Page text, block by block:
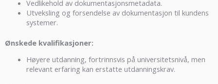
Vedlikehold av dokumentasjonsmetadata.
Utveksling og forsendelse av dokumentasjon til kundens
systemer.
Ønskede kvalifikasjoner:
Høyere utdanning, fortrinnsvis på universitetsnivå, men
relevant erfaring kan erstatte utdanningskrav.